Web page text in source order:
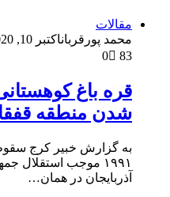
مقالات
محمد پورقرباناکتبر 10, 2020
0
83
قره باغ
شدن منطقه
به گزارش خبیر کرج
۱۹۹۱ موجب استقلال
آذربایجان در همان…